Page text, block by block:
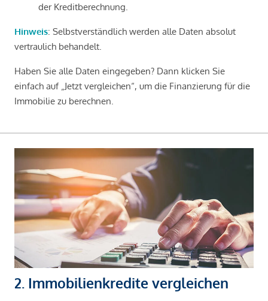
der Kreditberechnung.
Hinweis: Selbstverständlich werden alle Daten absolut
vertraulich behandelt.
Haben Sie alle Daten eingegeben? Dann klicken Sie
einfach auf „Jetzt vergleichen“, um die Finanzierung für die
Immobilie zu berechnen.
2. Immobilienkredite vergleichen